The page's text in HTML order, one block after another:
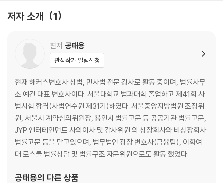
Set 011 상행위의 대리
Set 013 일반상사유치권
Set 014 유질계약
Set 015 민법 채권에 대한 특칙
Set 016 상사매매
Set 017 상호계산
Set 018 익명조합
Set 019 합자조합
Set 020 대리상
Set 021 중개업
Set 022 위탁매매업
Set 024 운송업
저자 소개 1
편저 공태용
관심작가 알림신청
현재 해커스변호사 상법, 민사법 전문 강사로 활동 중이며, 법률사무
소 예건 대표 변호사이다. 서울대학교 법과대학 졸업하고 제41회 사
법시험 합격(사법연수원 제31기)하였다. 서울중앙지방법원 조정위
원, 서울시 계약심의위원장, 용인시 법률고문 등 공공기관 법률고문,
JYP 엔터테인먼트 사외이사 및 감사위원 외 상장회사와 비상장회사
법률고문 등을 맡고있으며, 법무법인 광장 변호사(금융팀), 이화여
대 로스쿨 법률상담 및 법률구조 자문위원으로도 활동 했었다.
공태용의 다른 상품